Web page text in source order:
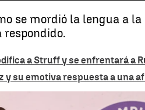
se mordió la lengua a
a Struff y se enfrentará a
y su emotiva respuesta a una